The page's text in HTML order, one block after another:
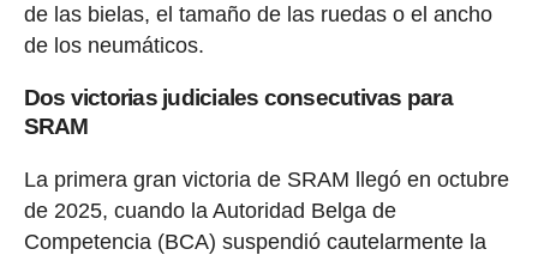
de las bielas, el tamaño de las ruedas o el ancho
de los neumáticos.
Dos victorias judiciales consecutivas para
SRAM
La primera gran victoria de SRAM llegó en octubre
de 2025, cuando la Autoridad Belga de
Competencia (BCA) suspendió cautelarmente la